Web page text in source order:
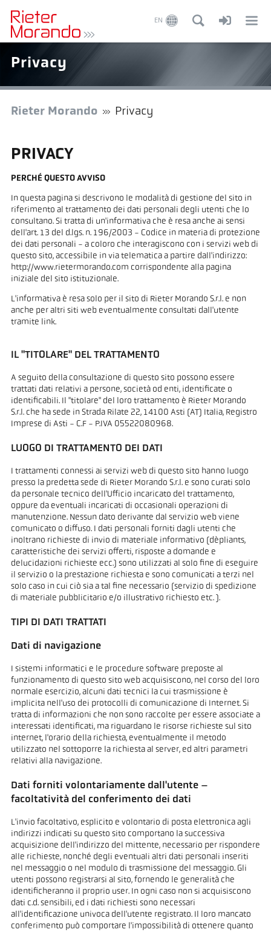
EN
Privacy
Rieter Morando Privacy
PRIVACY
PERCHÉ QUESTO AVVISO
In questa pagina si descrivono le modalità di gestione del sito in
riferimento al trattamento dei dati personali degli utenti che lo
consultano. Si tratta di un'informativa che è resa anche ai sensi
dell'art. 13 del d.lgs. n. 196/2003 - Codice in materia di protezione
dei dati personali - a coloro che interagiscono con i servizi web di
questo sito, accessibile in via telematica a partire dall'indirizzo:
http://www.rietermorando.com corrispondente alla pagina
iniziale del sito istituzionale.
L'informativa è resa solo per il sito di Rieter Morando S.r.l. e non
anche per altri siti web eventualmente consultati dall'utente
tramite link.
IL "TITOLARE" DEL TRATTAMENTO
A seguito della consultazione di questo sito possono essere
trattati dati relativi a persone, società od enti, identificate o
identificabili. Il "titolare" del loro trattamento è Rieter Morando
S.r.l. che ha sede in Strada Rilate 22, 14100 Asti (AT) Italia, Registro
Imprese di Asti - C.F - P.IVA 05522080968.
LUOGO DI TRATTAMENTO DEI DATI
I trattamenti connessi ai servizi web di questo sito hanno luogo
presso la predetta sede di Rieter Morando S.r.l. e sono curati solo
da personale tecnico dell'Ufficio incaricato del trattamento,
oppure da eventuali incaricati di occasionali operazioni di
manutenzione. Nessun dato derivante dal servizio web viene
comunicato o diffuso. I dati personali forniti dagli utenti che
inoltrano richieste di invio di materiale informativo (dèpliants,
caratteristiche dei servizi offerti, risposte a domande e
delucidazioni richieste ecc.) sono utilizzati al solo fine di eseguire
il servizio o la prestazione richiesta e sono comunicati a terzi nel
solo caso in cui ciò sia a tal fine necessario (servizio di spedizione
di materiale pubblicitario e/o illustrativo richiesto etc. ).
TIPI DI DATI TRATTATI
Dati di navigazione
I sistemi informatici e le procedure software preposte al
funzionamento di questo sito web acquisiscono, nel corso del loro
normale esercizio, alcuni dati tecnici la cui trasmissione è
implicita nell'uso dei protocolli di comunicazione di Internet. Si
tratta di informazioni che non sono raccolte per essere associate a
interessati identificati, ma riguardano le risorse richieste sul sito
internet, l'orario della richiesta, eventualmente il metodo
utilizzato nel sottoporre la richiesta al server, ed altri parametri
relativi alla navigazione.
Dati forniti volontariamente dall'utente –
facoltatività del conferimento dei dati
L'invio facoltativo, esplicito e volontario di posta elettronica agli
indirizzi indicati su questo sito comportano la successiva
acquisizione dell'indirizzo del mittente, necessario per rispondere
alle richieste, nonché degli eventuali altri dati personali inseriti
nel messaggio o nel modulo di trasmissione del messaggio. Gli
utenti possono registrarsi al sito, fornendo le generalità che
identificheranno il proprio user. In ogni caso non si acquisiscono
dati c.d. sensibili, ed i dati richiesti sono necessari
all'identificazione univoca dell'utente registrato. Il loro mancato
conferimento può comportare l'impossibilità di ottenere quanto